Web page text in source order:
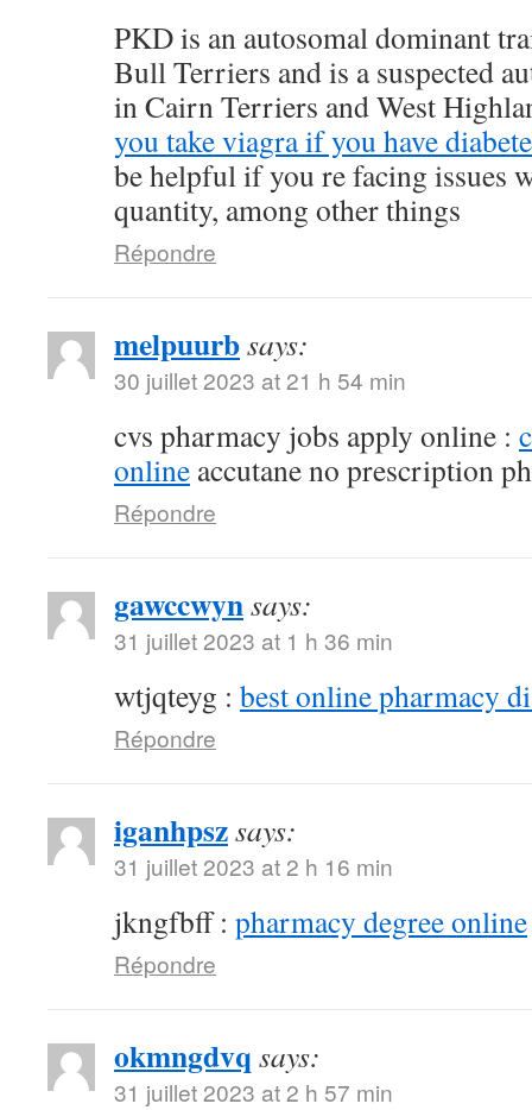
PKD is an autosomal dominant
Bull Terriers and is a suspected
in Cairn Terriers and West
you take viagra if you have
be helpful if you re facing issues
quantity, among other things
Répondre
melpuurbsays:
30 juillet 2023 at 21 h 54 min
cvs pharmacy jobs apply online :
online accutane no prescription
Répondre
gawccwynsays:
31 juillet 2023 at 1 h 36 min
wtjqteyg : best online pharmacy
Répondre
iganhpszsays:
31 juillet 2023 at 2 h 16 min
jkngfbff : pharmacy degree online
Répondre
okmngdvq says:
31 juillet 2023 at 2 h 57 min